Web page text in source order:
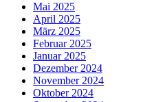
Mai 2025
April 2025
März 2025
Februar 2025
Januar 2025
Dezember 2024
November 2024
Oktober 2024